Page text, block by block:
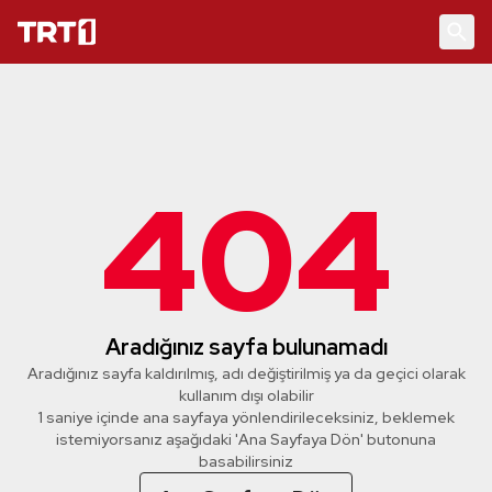
404
Aradığınız sayfa bulunamadı
Aradığınız sayfa kaldırılmış, adı değiştirilmiş ya da geçici olarak
kullanım dışı olabilir
1 saniye içinde ana sayfaya yönlendirileceksiniz, beklemek
istemiyorsanız aşağıdaki 'Ana Sayfaya Dön' butonuna
basabilirsiniz